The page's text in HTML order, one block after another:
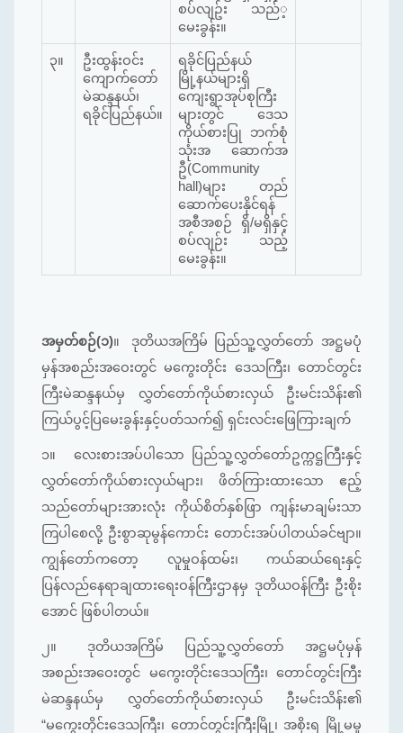
စပ်လျဥ်း သည်‌့
မေးခွန်း။
၃။
ဦးထွန်းဝင်း
ကျောက်တော်
မဲဆန္ဒနယ်၊
ရခိုင်ပြည်နယ်။
ရခိုင်ပြည်နယ်
မြို့နယ်များရှိ
ကျေးရွာအုပ်စုကြီး
များတွင် ဒေသ
ကိုယ်စားပြု ဘက်စုံ
သုံးအ ဆောက်အ
ဦ(Community
hall)များ တည်
ဆောက်ပေးနိုင်ရန်
အစီအစဉ် ရှိ/မရှိနှင့်
စပ်လျဉ်း သည့်
မေးခွန်း။
အမှတ်စဉ်(၁)။
ဒုတိယအကြိမ် ပြည်သူ့လွှတ်တော် အဋ္ဌမပုံ
မှန်အစည်းအ‌ဝေးတွင် မကွေးတိုင်း ဒေသကြီး၊ တောင်တွင်း
ကြီးမဲဆန္ဒနယ်မှ လွှတ်တော်ကိုယ်စားလှယ် ဦးမင်းသိန်း၏
ကြယ်ပွင့်ပြမေးခွန်းနှင့်ပတ်သက်၍ ရှင်းလင်းဖြေကြားချက်
၁။
လေးစားအပ်ပါသော ပြည်သူ့လွှတ်တော်ဥက္ကဋ္ဌကြီးနှင့်
လွှတ်တော်ကိုယ်စားလှယ်များ၊ ဖိတ်ကြားထားသော ဧည့်
သည်တော်များအားလုံး ကိုယ်စိတ်နှစ်ဖြာ ကျန်းမာချမ်းသာ
ကြပါစေလို့ ဦးစွာဆုမွန်ကောင်း တောင်းအပ်ပါတယ်ခင်ဗျာ။
ကျွန်တော်ကတော့ လူမှုဝန်ထမ်း၊ ကယ်ဆယ်ရေးနှင့်
ပြန်လည်နေရာချထားရေးဝန်ကြီးဌာနမှ ဒုတိယဝန်ကြီး ဦးစိုး
အောင် ဖြစ်ပါတယ်။
၂။
ဒုတိယအကြိမ် ပြည်သူ့လွှတ်တော် အဋ္ဌမပုံမှန်
အစည်းအဝေးတွင် မကွေးတိုင်းဒေသကြီး၊ တောင်တွင်းကြီး
မဲဆန္ဒနယ်မှ လွှတ်တော်ကိုယ်စားလှယ် ဦးမင်းသိန်း၏
“မကွေးတိုင်းဒေသကြီး၊ တောင်တွင်းကြီးမြို့၊ အစိုးရ မြို့မမူ